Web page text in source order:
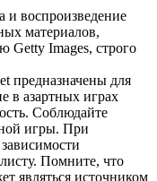
и воспроизведение
материалов,
Getty Images, строго
предназначены для
в азартных играх
Соблюдайте
игры. При
Помните, что
являться источником